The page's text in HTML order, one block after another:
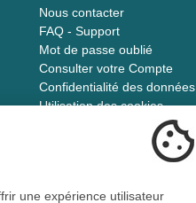
Nous contacter
FAQ - Support
Mot de passe oublié
Consulter votre Compte
Confidentialité des données
Utilisation des cookies
une expérience utilisateur